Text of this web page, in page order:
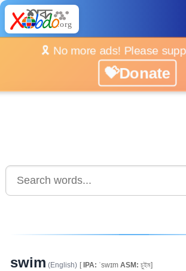
🎗️ No more ads! Please
💝Donate
swim (English) [IPA: ˈswɪm ASM: চুইম]